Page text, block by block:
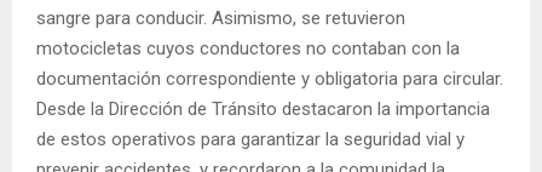
sangre para conducir. Asimismo, se retuvieron
motocicletas cuyos conductores no contaban con la
documentación correspondiente y obligatoria para circular.
Desde la Dirección de Tránsito destacaron la importancia
de estos operativos para garantizar la seguridad vial y